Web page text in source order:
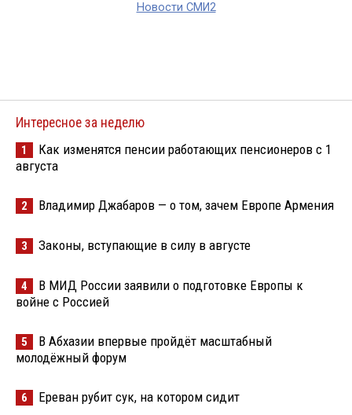
Новости СМИ2
Интересное за неделю
1
Как изменятся пенсии работающих пенсионеров с 1
августа
2 Владимир Джабаров — о том, зачем Европе Армения
3 Законы, вступающие в силу в августе
4
В МИД России заявили о подготовке Европы к
войне с Россией
5
В Абхазии впервые пройдёт масштабный
молодёжный форум
6 Ереван рубит сук, на котором сидит